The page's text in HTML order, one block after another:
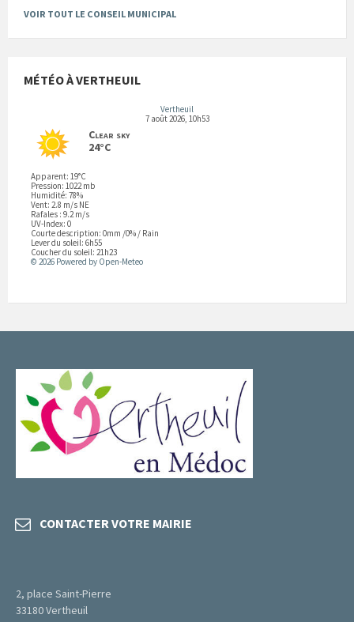
VOIR TOUT LE CONSEIL MUNICIPAL
MÉTÉO À VERTHEUIL
Vertheuil
7 août 2026, 10h53
Clear sky
24°C
Apparent: 19°C
Pression: 1022 mb
Humidité: 78%
Vent: 2.8 m/s NE
Rafales : 9.2 m/s
UV-Index: 0
Courte description: 0mm /0% / Rain
Lever du soleil: 6h55
Coucher du soleil: 21h23
© 2026 Powered by Open-Meteo
CONTACTER VOTRE MAIRIE
2, place Saint-Pierre
33180 Vertheuil